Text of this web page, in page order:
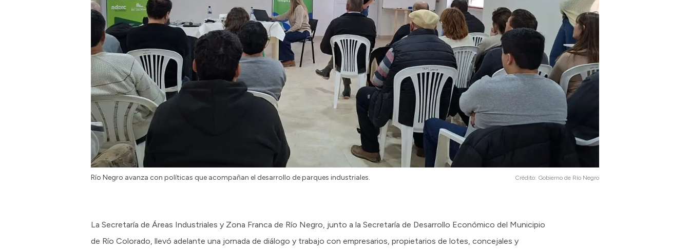
Río Negro avanza con políticas que acompañan el desarrollo de parques industriales. Crédito: Gobierno de Río Negro
La Secretaría de Áreas Industriales y Zona Franca de Río Negro, junto a la Secretaría de Desarrollo Económico del Municipio
de Río Colorado, llevó adelante una jornada de diálogo y trabajo con empresarios, propietarios de lotes, concejales y